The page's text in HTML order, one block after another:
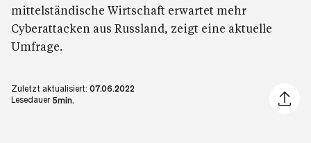
mittelständische Wirtschaft erwartet mehr
Cyberattacken aus Russland, zeigt eine aktuelle
Umfrage.
Zuletzt aktualisiert: 07.06.2022
Lesedauer 5min.
Artikel